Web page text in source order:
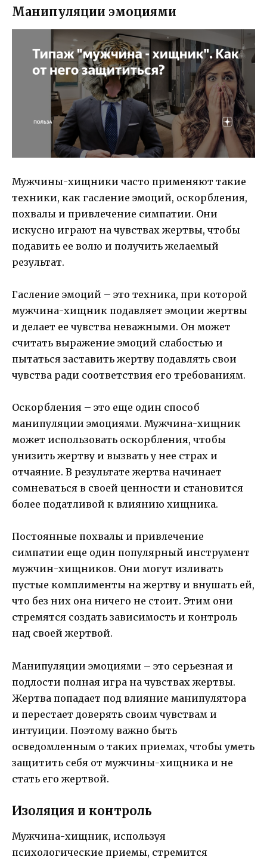
Манипуляции эмоциями
Мужчины-хищники часто применяют такие
техники, как гасление эмоций, оскорбления,
похвалы и привлечение симпатии. Они
искусно играют на чувствах жертвы, чтобы
подавить ее волю и получить желаемый
результат.
Гасление эмоций – это техника, при которой
мужчина-хищник подавляет эмоции жертвы
и делает ее чувства неважными. Он может
считать выражение эмоций слабостью и
пытаться заставить жертву подавлять свои
чувства ради соответствия его требованиям.
Оскорбления – это еще один способ
манипуляции эмоциями. Мужчина-хищник
может использовать оскорбления, чтобы
унизить жертву и вызвать у нее страх и
отчаяние. В результате жертва начинает
сомневаться в своей ценности и становится
более податливой к влиянию хищника.
Постоянные похвалы и привлечение
симпатии еще один популярный инструмент
мужчин-хищников. Они могут изливать
пустые комплименты на жертву и внушать ей,
что без них она ничего не стоит. Этим они
стремятся создать зависимость и контроль
над своей жертвой.
Манипуляции эмоциями – это серьезная и
подлости полная игра на чувствах жертвы.
Жертва попадает под влияние манипулятора
и перестает доверять своим чувствам и
интуиции. Поэтому важно быть
осведомленным о таких приемах, чтобы уметь
защитить себя от мужчины-хищника и не
стать его жертвой.
Изоляция и контроль
Мужчина-хищник, используя
психологические приемы, стремится